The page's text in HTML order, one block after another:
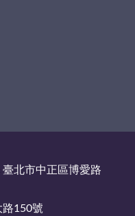
北市中正區博愛路
路150號